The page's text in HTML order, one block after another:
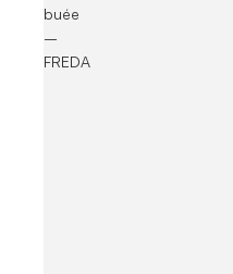
buée
–
FREDA